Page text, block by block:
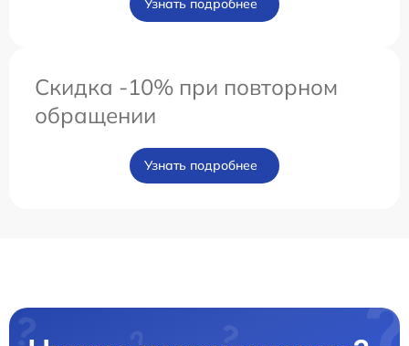
Узнать подробнее
Скидка -10% при повторном
обращении
Узнать подробнее